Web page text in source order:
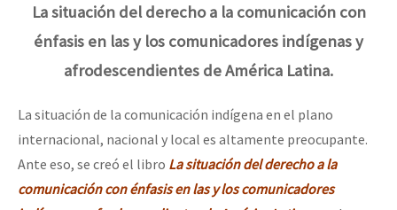
La situación del derecho a la comunicación con
énfasis en las y los comunicadores indígenas y
afrodescendientes de América Latina.
La situación de la comunicación indígena en el plano
internacional, nacional y local es altamente preocupante.
Ante eso, se creó el libro La situación del derecho a la
comunicación con énfasis en las y los comunicadores